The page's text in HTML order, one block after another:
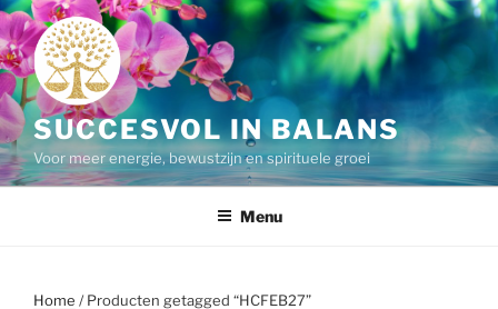
Ga
naar
de
inhoud
SUCCESVOL IN BALANS
Voor meer energie, bewustzijn en spirituele groei
Menu
Home / Producten getagged “HCFEB27”